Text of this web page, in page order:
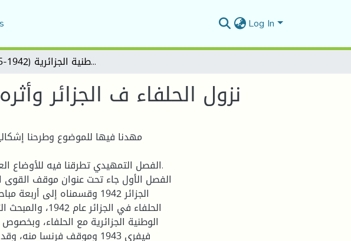
Log In
نزول الحلفاء ف الجزائر وأثره على الحركة الوطنية الجزائرية (1942-1945)
نزول الحلفاء ف الجزائر وأثره
مهدنا فيها للموضوع وطرحنا
الفصل التمهيدي تطرقنا فيه للأوضاع
الفصل الأول جاء تحت عنوان موقف القوى
الجزائر 1942 وقسمناه إلى
الحلفاء في